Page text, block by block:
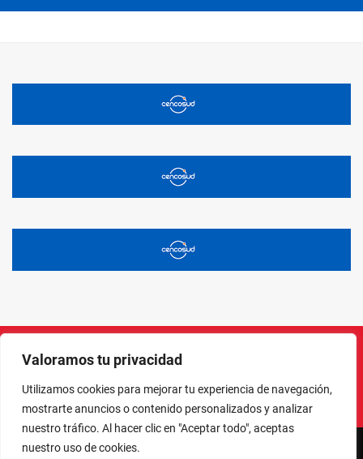
Valoramos tu privacidad
Utilizamos cookies para mejorar tu experiencia de navegación,
mostrarte anuncios o contenido personalizados y analizar
nuestro tráfico. Al hacer clic en "Aceptar todo", aceptas
nuestro uso de cookies.
InstagramFacebook
X